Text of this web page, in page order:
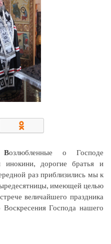
Возлюбленные о Господе
инокини, дорогие братья и
раз приблизились мы к
имеющей целью
величайшего праздника
Господа нашего